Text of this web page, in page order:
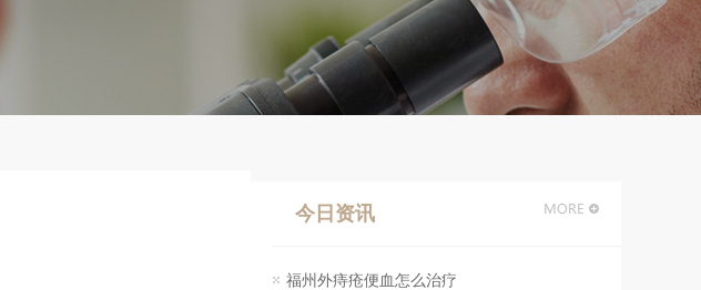
便秘治疗
结肠炎
结肠炎治疗
今日资讯
福州外痔疮便血怎么治疗